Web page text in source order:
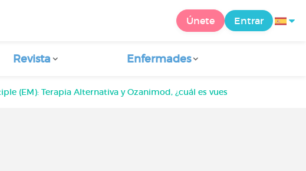
Únete Entrar
Revista Enfermades
(EM): Terapia Alternativa y Ozanimod, ¿cuál es vuestra experiencia?